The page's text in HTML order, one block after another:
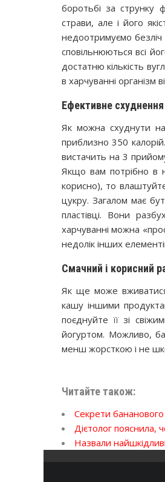
боротьбі за струнку
страви, але і його
недоотримуємо безліч
сповільнюються всі
достатню кількість
в харчуванні організм
Ефективне
Як можна схуднути на
приблизно 350
вистачить на 3
Якщо вам потрібно в
корисно), то влаштуйте
цукру. Загалом має
пластівці. Вони
харчуванні можна
недолік інших
Смачний і корисний
Як ще може
кашу іншими
поєднуйте її зі
йогуртом. Можливо,
менш жорсткою і не
Читайте також:
Секрети
Дієтолог пояснила,
Назвали